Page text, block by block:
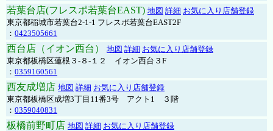
若葉台店(フレスポ若葉台EAST) 地図 詳細 お気に入り店舗登録
東京都稲城市若葉台2-1-1 フレスポ若葉台EAST2F
： 0423505661
西台店（イオン西台） 地図 詳細 お気に入り店舗登録
東京都板橋区蓮根３-８-１２ イオン西台３F
： 0359160561
西友成増店 地図 詳細 お気に入り店舗登録
東京都板橋区成増3丁目11番3号 アクト1 ３階
： 0359040831
板橋前野町店 地図 詳細 お気に入り店舗登録